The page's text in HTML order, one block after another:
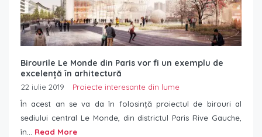
Birourile Le Monde din Paris vor fi un exemplu de
excelență în arhitectură
22 iulie 2019
Proiecte interesante din lume
În acest an se va da în folosință proiectul de birouri al
sediului central Le Monde, din districtul Paris Rive Gauche,
în... Read More